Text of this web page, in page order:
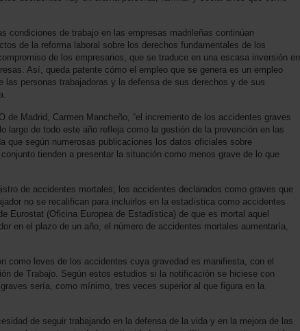
condiciones de trabajo en las empresas madrileñas continúan
de la reforma laboral sobre los derechos fundamentales de los
de los empresarios, que se traduce en una escasa inversión en
Así, queda patente cómo el empleo que se genera es un empleo
las personas trabajadoras y la defensa de sus derechos y de sus
de Madrid, Carmen Mancheño, “el incremento de los accidentes graves
largo de todo este año refleja como la gestión de la prevención en las
que según numerosas publicaciones los datos oficiales sobre
tienden a presentar la situación como menos grave de lo que
de accidentes mortales; los accidentes declarados como graves que
no se recalifican para incluirlos en la estadística como accidentes
Eurostat (Oficina Europea de Estadística) de que es mortal aquel
en el plazo de un año, el número de accidentes mortales aumentaría,
como leves de los accidentes cuya gravedad es manifiesta, con el
de Trabajo. Según estos estudios si la notificación se hiciese con
sería, como mínimo, tres veces superior al que figura en la
de seguir trabajando en la defensa de la vida y en la mejora de las